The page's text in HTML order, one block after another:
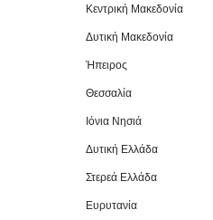
Κεντρική Μακεδονία
Δυτική Μακεδονία
Ήπειρος
Θεσσαλία
Ιόνια Νησιά
Δυτική Ελλάδα
Στερεά Ελλάδα
Ευρυτανία